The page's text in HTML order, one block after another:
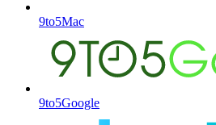
9to5Mac
9to5Google